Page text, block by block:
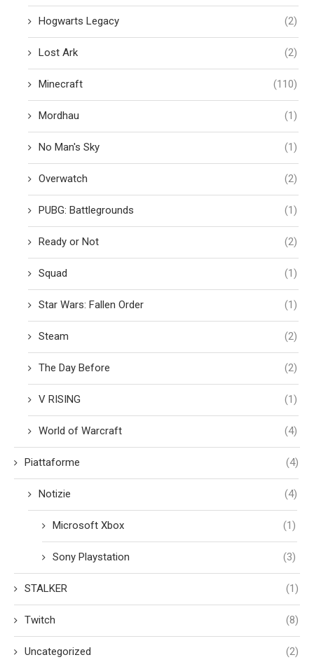
Hogwarts Legacy (2)
Lost Ark (2)
Minecraft (110)
Mordhau (1)
No Man's Sky (1)
Overwatch (2)
PUBG: Battlegrounds (1)
Ready or Not (2)
Squad (1)
Star Wars: Fallen Order (1)
Steam (2)
The Day Before (2)
V RISING (1)
World of Warcraft (4)
Piattaforme (4)
Notizie (4)
Microsoft Xbox (1)
Sony Playstation (3)
STALKER (1)
Twitch (8)
Uncategorized (2)